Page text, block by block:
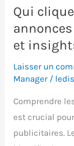
Qui
annonces
et
Laisser un
Manager/
Comprendre
est crucial
publicitaires.